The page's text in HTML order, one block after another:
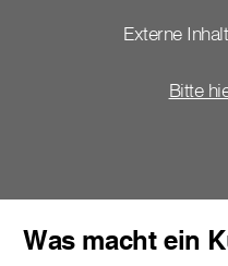
Externe
Bitte
Was macht ein